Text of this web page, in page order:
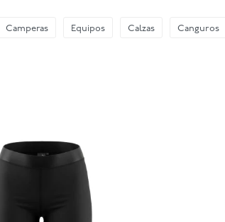
Camperas Equipos Calzas Canguros